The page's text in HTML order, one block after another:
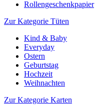
Rollengeschenkpapier
Zur Kategorie Tüten
Kind & Baby
Everyday
Ostern
Geburtstag
Hochzeit
Weihnachten
Zur Kategorie Karten